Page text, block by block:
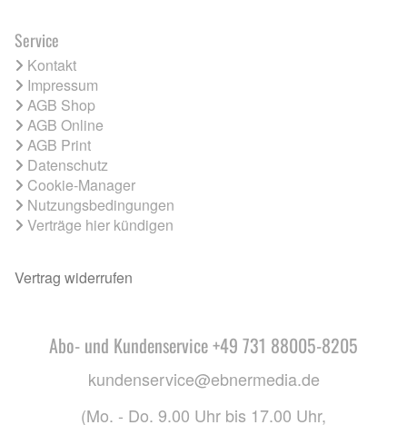
Service
Kontakt
Impressum
AGB Shop
AGB Online
AGB Print
Datenschutz
Cookie-Manager
Nutzungsbedingungen
Verträge hier kündigen
Vertrag widerrufen
Abo- und Kundenservice +49 731 88005-8205
kundenservice@ebnermedia.de
(Mo. - Do. 9.00 Uhr bis 17.00 Uhr,